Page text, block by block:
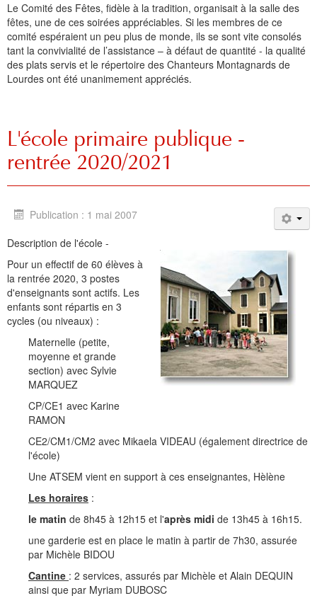
Le Comité des Fêtes, fidèle à la tradition, organisait à la salle des
fêtes, une de ces soirées appréciables. Si les membres de ce
comité espéraient un peu plus de monde, ils se sont vite consolés
tant la convivialité de l’assistance – à défaut de quantité - la qualité
des plats servis et le répertoire des Chanteurs Montagnards de
Lourdes ont été unanimement appréciés.
L'école primaire publique -
rentrée 2020/2021
Publication : 1 mai 2007
Description de l'école -
Pour un effectif de 60 élèves à
la rentrée 2020, 3 postes
d'enseignants sont actifs. Les
enfants sont répartis en 3
cycles (ou niveaux) :
Maternelle (petite,
moyenne et grande
section) avec Sylvie
MARQUEZ
CP/CE1 avec Karine
RAMON
CE2/CM1/CM2 avec Mikaela VIDEAU (également directrice de
l'école)
Une ATSEM vient en support à ces enseignantes, Hèlène
Les horaires :
le matin de 8h45 à 12h15 et l'après midi de 13h45 à 16h15.
une garderie est en place le matin à partir de 7h30, assurée
par Michèle BIDOU
Cantine : 2 services, assurés par Michèle et Alain DEQUIN
ainsi que par Myriam DUBOSC